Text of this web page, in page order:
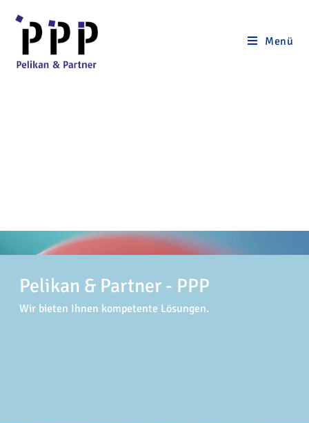
Menü
Pelikan & Partner - PPP
Wir bieten Ihnen kompetente Lösungen.